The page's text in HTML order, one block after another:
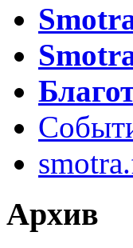
Архив